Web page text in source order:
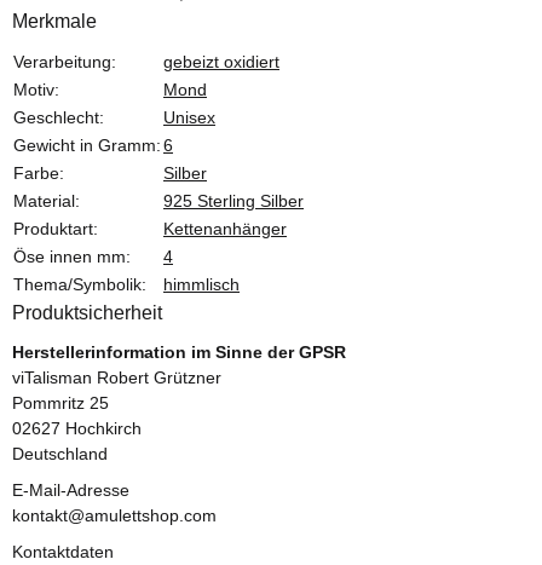
Merkmale
Produkteigenschaft
Wert
Verarbeitung:
gebeizt oxidiert
Motiv:
Mond
Geschlecht:
Unisex
Gewicht in Gramm:6
Farbe:
Silber
Material:
925 Sterling Silber
Produktart:
Kettenanhänger
Öse innen mm:
4
Thema/Symbolik:
himmlisch
Produktsicherheit
Herstellerinformation im Sinne der GPSR
viTalisman Robert Grützner
Pommritz 25
02627 Hochkirch
Deutschland
E-Mail-Adresse
kontakt@amulettshop.com
Kontaktdaten